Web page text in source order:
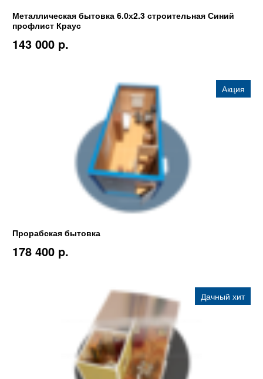
Металлическая бытовка 6.0х2.3 строительная Синий
профлист Краус
143 000 p.
Акция
Прорабская бытовка
178 400 p.
Дачный хит